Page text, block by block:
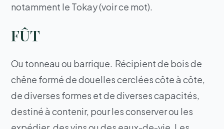
notamment le Tokay (voir ce mot).
FÛT
Ou tonneau ou barrique. Récipient de bois de
chêne formé de douelles cerclées côte à côte,
de diverses formes et de diverses capacités,
destiné à contenir, pour les conserver ou les